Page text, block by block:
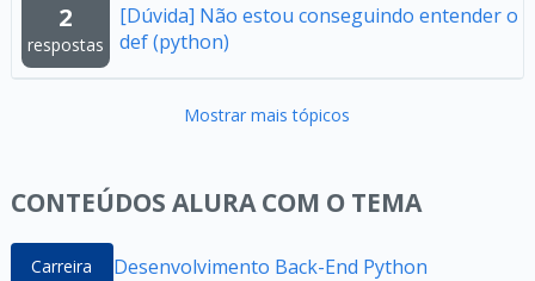
2
respostas
[Dúvida] Não estou conseguindo entender o
def (python)
Mostrar mais tópicos
CONTEÚDOS ALURA COM O TEMA
Carreira Desenvolvimento Back-End Python